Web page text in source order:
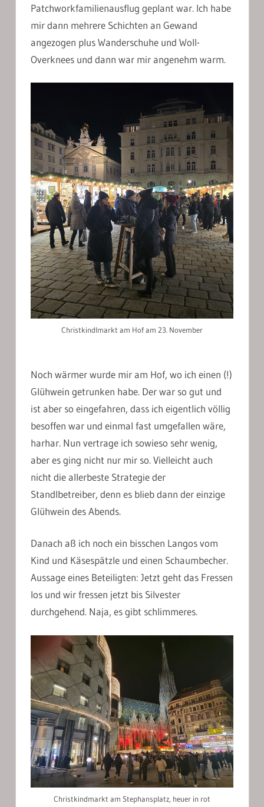
Patchworkfamilienausflug geplant war. Ich habe
mir dann mehrere Schichten an Gewand
angezogen plus Wanderschuhe und Woll-
Overknees und dann war mir angenehm warm.
Christkindlmarkt am Hof am 23. November
Noch wärmer wurde mir am Hof, wo ich einen (!)
Glühwein getrunken habe. Der war so gut und
ist aber so eingefahren, dass ich eigentlich völlig
besoffen war und einmal fast umgefallen wäre,
harhar. Nun vertrage ich sowieso sehr wenig,
aber es ging nicht nur mir so. Vielleicht auch
nicht die allerbeste Strategie der
Standlbetreiber, denn es blieb dann der einzige
Glühwein des Abends.
Danach aß ich noch ein bisschen Langos vom
Kind und Käsespätzle und einen Schaumbecher.
Aussage eines Beteiligten: Jetzt geht das Fressen
los und wir fressen jetzt bis Silvester
durchgehend. Naja, es gibt schlimmeres.
Christkindmarkt am Stephansplatz, heuer in rot